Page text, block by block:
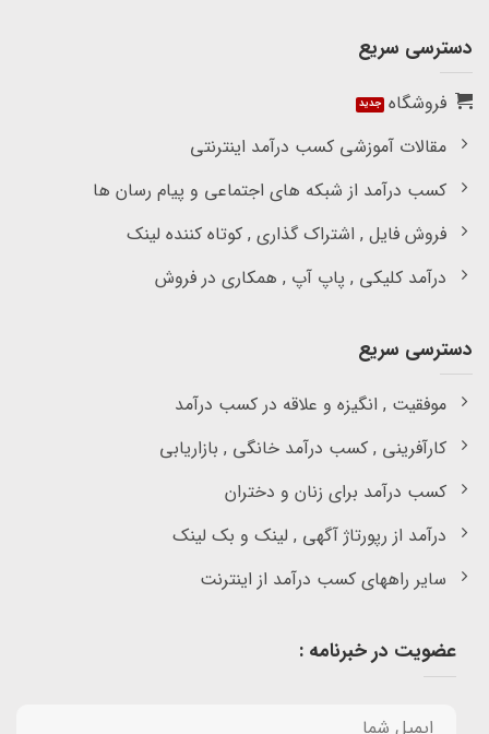
دسترسی سریع
فروشگاه
مقالات آموزشی کسب درآمد اینترنتی
کسب درآمد از شبکه های اجتماعی و پیام رسان ها
فروش فایل , اشتراک گذاری , کوتاه کننده لینک
درآمد کلیکی , پاپ آپ , همکاری در فروش
دسترسی سریع
موفقیت , انگیزه و علاقه در کسب درآمد
کارآفرینی , کسب درآمد خانگی , بازاریابی
کسب درآمد برای زنان و دختران
درآمد از رپورتاژ آگهی , لینک و بک لینک
سایر راههای کسب درآمد از اینترنت
عضویت در خبرنامه :